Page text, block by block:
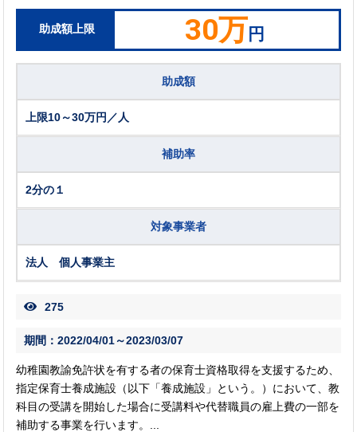
助成額上限 30万円
助成額
上限10～30万円／人
補助率
2分の１
対象事業者
法人 個人事業主
275
期間：2022/04/01～2023/03/07
幼稚園教諭免許状を有する者の保育士資格取得を支援するため、
指定保育士養成施設（以下「養成施設」という。）において、教
科目の受講を開始した場合に受講料や代替職員の雇上費の一部を
補助する事業を行います。...